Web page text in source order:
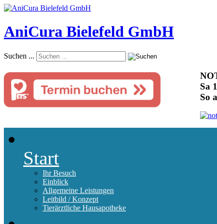
AniCura Bielefeld GmbH
Suchen ...
Sa
So
Start
Ihr Besuch
Einblick
Allgemeine Leistungen
Leitbild / Konzept
Tierärztliche Hausapotheke